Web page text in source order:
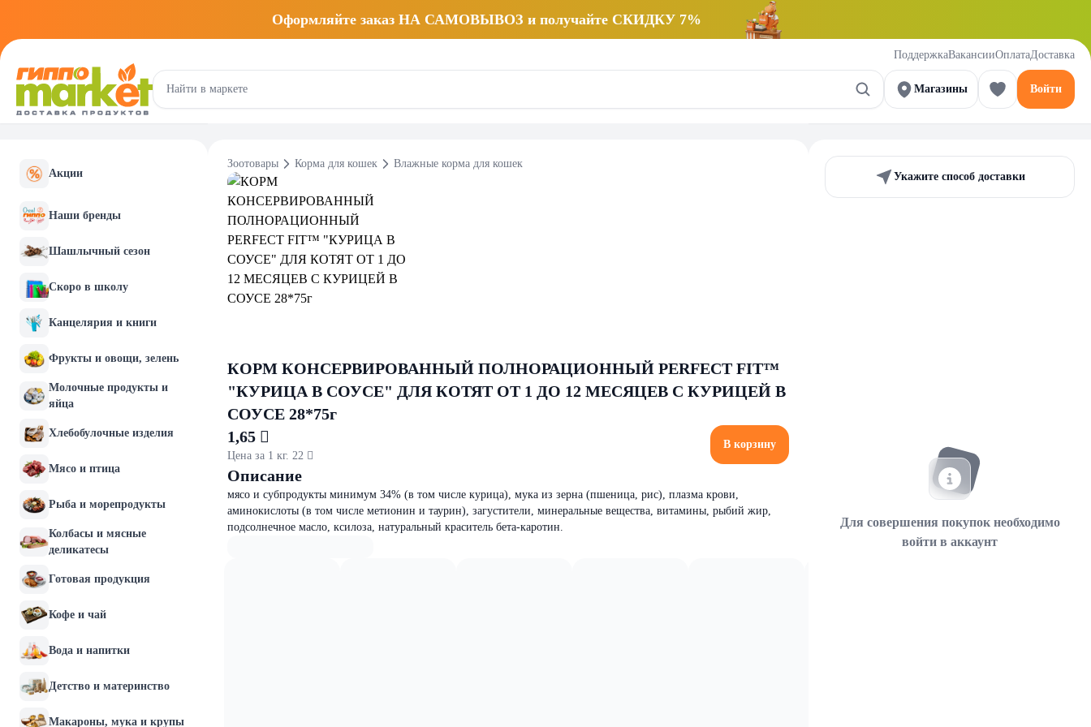
Оформляйте заказ НА САМОВЫВОЗ и получайте СКИДКУ 7%
ПоддержкаВакансииОплатаДоставка
Магазины Войти
Акции
Наши бренды
Шашлычный сезон
Скоро в школу
Канцелярия и книги
Фрукты и овощи, зелень
Молочные продукты и
яйца
Хлебобулочные изделия
Мясо и птица
Рыба и морепродукты
Колбасы и мясные
деликатесы
Готовая продукция
Кофе и чай
Вода и напитки
Детство и материнство
Макароны, мука и крупы
Зоотовары Корма для кошек Влажные корма для кошек
КОРМ КОНСЕРВИРОВАННЫЙ ПОЛНОРАЦИОННЫЙ PERFECT FIT™
"КУРИЦА В СОУСЕ" ДЛЯ КОТЯТ ОТ 1 ДО 12 МЕСЯЦЕВ С КУРИЦЕЙ В
СОУСЕ 28*75г
1,65 
Цена за 1 кг. 22 
В корзину
Описание
мясо и субпродукты минимум 34% (в том числе курица), мука из зерна (пшеница, рис), плазма крови,
аминокислоты (в том числе метионин и таурин), загустители, минеральные вещества, витамины, рыбий жир,
подсолнечное масло, ксилоза, натуральный краситель бета-каротин.
Укажите способ доставки
Для совершения покупок необходимо
войти в аккаунт